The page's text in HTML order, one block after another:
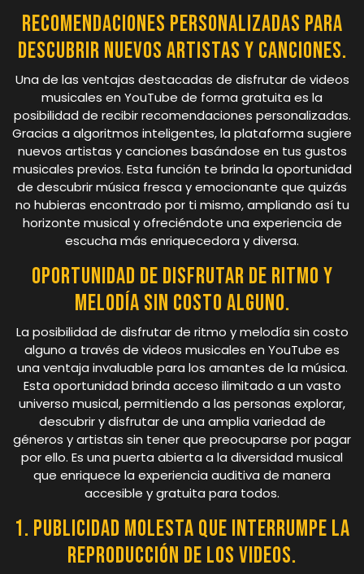
Recomendaciones personalizadas para
descubrir nuevos artistas y canciones.
Una de las ventajas destacadas de disfrutar de videos
musicales en YouTube de forma gratuita es la
posibilidad de recibir recomendaciones personalizadas.
Gracias a algoritmos inteligentes, la plataforma sugiere
nuevos artistas y canciones basándose en tus gustos
musicales previos. Esta función te brinda la oportunidad
de descubrir música fresca y emocionante que quizás
no hubieras encontrado por ti mismo, ampliando así tu
horizonte musical y ofreciéndote una experiencia de
escucha más enriquecedora y diversa.
Oportunidad de disfrutar de ritmo y
melodía sin costo alguno.
La posibilidad de disfrutar de ritmo y melodía sin costo
alguno a través de videos musicales en YouTube es
una ventaja invaluable para los amantes de la música.
Esta oportunidad brinda acceso ilimitado a un vasto
universo musical, permitiendo a las personas explorar,
descubrir y disfrutar de una amplia variedad de
géneros y artistas sin tener que preocuparse por pagar
por ello. Es una puerta abierta a la diversidad musical
que enriquece la experiencia auditiva de manera
accesible y gratuita para todos.
1. Publicidad molesta que interrumpe la
reproducción de los videos.